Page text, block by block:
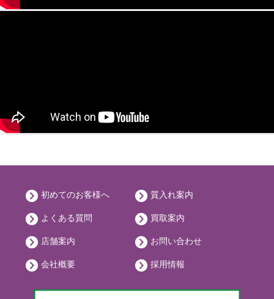
初めてのお客様へ 質入れ案内
よくある質問 買取案内
店舗案内 お問い合わせ
会社概要 採用情報